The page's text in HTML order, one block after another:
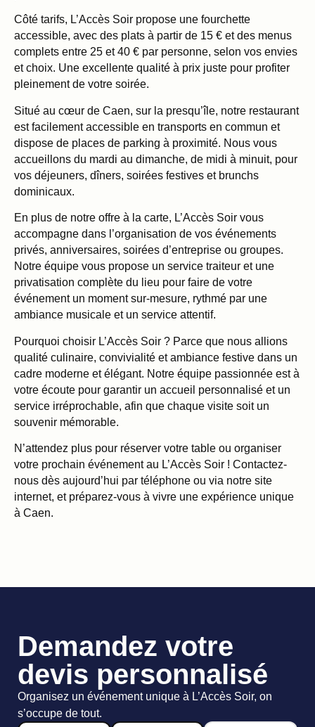
Côté tarifs, L’Accès Soir propose une fourchette
accessible, avec des plats à partir de 15 € et des menus
complets entre 25 et 40 € par personne, selon vos envies
et choix. Une excellente qualité à prix juste pour profiter
pleinement de votre soirée.
Situé au cœur de Caen, sur la presqu’île, notre restaurant
est facilement accessible en transports en commun et
dispose de places de parking à proximité. Nous vous
accueillons du mardi au dimanche, de midi à minuit, pour
vos déjeuners, dîners, soirées festives et brunchs
dominicaux.
En plus de notre offre à la carte, L’Accès Soir vous
accompagne dans l’organisation de vos événements
privés, anniversaires, soirées d’entreprise ou groupes.
Notre équipe vous propose un service traiteur et une
privatisation complète du lieu pour faire de votre
événement un moment sur-mesure, rythmé par une
ambiance musicale et un service attentif.
Pourquoi choisir L’Accès Soir ? Parce que nous allions
qualité culinaire, convivialité et ambiance festive dans un
cadre moderne et élégant. Notre équipe passionnée est à
votre écoute pour garantir un accueil personnalisé et un
service irréprochable, afin que chaque visite soit un
souvenir mémorable.
N’attendez plus pour réserver votre table ou organiser
votre prochain événement au L’Accès Soir ! Contactez-
nous dès aujourd’hui par téléphone ou via notre site
internet, et préparez-vous à vivre une expérience unique
à Caen.
Demandez votre
devis personnalisé
Organisez un événement unique à L’Accès Soir, on
s’occupe de tout.